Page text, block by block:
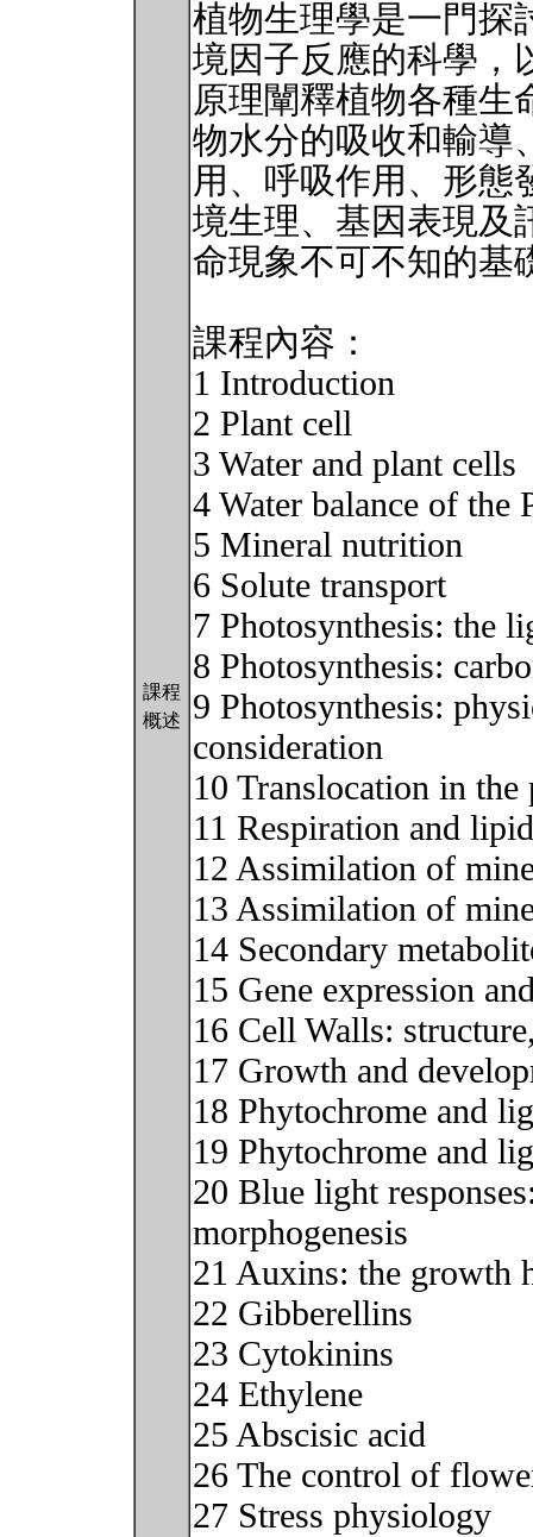
課程
概述
植物生理學是一門探
境因子反應的科學，
原理闡釋植物各種生
物水分的吸收和輸導
用、呼吸作用、形態
境生理、基因表現及
命現象不可不知的基
課程內容：
1 Introduction
2 Plant cell
3 Water and plant cells
4 Water balance of the
5 Mineral nutrition
6 Solute transport
7 Photosynthesis: the
8 Photosynthesis:
9 Photosynthesis:
consideration
10 Translocation in the
11 Respiration and
12 Assimilation of
13 Assimilation of
14 Secondary
15 Gene expression
16 Cell Walls:
17 Growth and
18 Phytochrome and
19 Phytochrome and
20 Blue light
morphogenesis
21 Auxins: the growth
22 Gibberellins
23 Cytokinins
24 Ethylene
25 Abscisic acid
26 The control of
27 Stress physiology